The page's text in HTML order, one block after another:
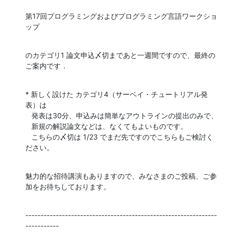
第17回プログラミングおよびプログラミング言語ワークショ
ップ
のカテゴリ1 論文申込〆切まであと一週間ですので、最終の
ご案内です．
* 新しく設けた カテゴリ4（サーベイ・チュートリアル発
表）は
ださい。
魅力的な招待講演もありますので、みなさまのご投稿、ご参
加をお待ちしております。
---------------------------------------------------------------
-----------